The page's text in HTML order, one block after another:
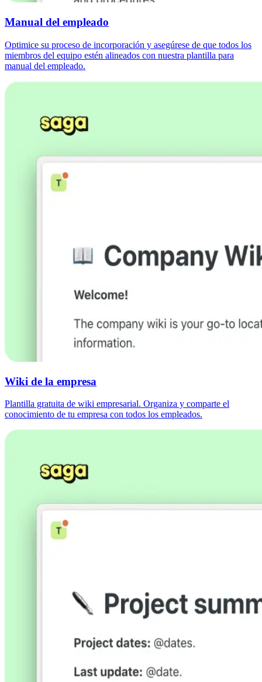
Manual del empleado
Optimice su proceso de incorporación y asegúrese de que todos los
miembros del equipo estén alineados con nuestra plantilla para
manual del empleado.
Wiki de la empresa
Plantilla gratuita de wiki empresarial. Organiza y comparte el
conocimiento de tu empresa con todos los empleados.